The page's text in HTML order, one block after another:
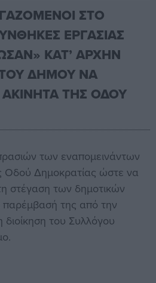
ΣΤΟ
ΕΡΓΑΣΙΑΣ
ΚΑΤ’ ΑΡΧΗΝ
ΔΗΜΟΥ ΝΑ
ΑΚΙΝΗΤΑ ΤΗΣ ΟΔΟΥ
των εναπομεινάντων
Οδού Δημοκρατίας ώστε να
στέγαση των δημοτικών
της από την
διοίκηση του Συλλόγου